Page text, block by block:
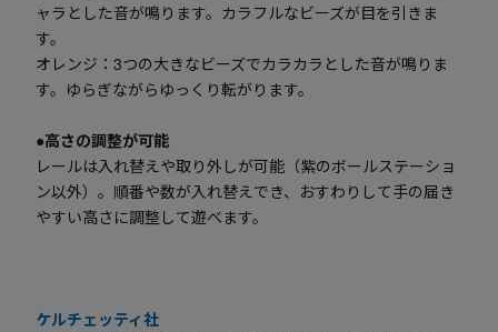
ャラとした音が鳴ります。カラフルなビーズが目を引きま
す。
オレンジ：3つの大きなビーズでカラカラとした音が鳴りま
す。ゆらぎながらゆっくり転がります。
●高さの調整が可能
レールは入れ替えや取り外しが可能（紫のボールステーショ
ン以外）。順番や数が入れ替えでき、おすわりして手の届き
やすい高さに調整して遊べます。
ケルチェッティ社